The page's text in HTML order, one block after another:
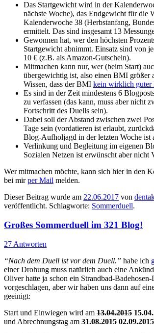
Das Startgewicht wird in der
nächste Woche), das Endgewicht für die
Kalenderwoche 38 (Herbstanfang,
ermittelt. Das sind insgesamt 13
Gewonnen hat, wer den höchsten
Startgewicht abnimmt. Einsatz sind von
10 € (z.B. als Amazon-Gutschein).
Mitmachen kann nur, wer (beim Start)
übergewichtig ist, also einen BMI größer
Wissen, dass der BMI kein wirklich guter
Es sind in der Zeit mindestens 6
zu verfassen (das kann, muss aber nicht
Fortschritt des Duells sein).
Dabei soll der Abstand zwischen zwei
Tage sein (vordatieren ist erlaubt,
Blog-Aufholjagd in der letzten Woche ist
Verlinkung und Begleitung im eigenen
Sozialen Netzen ist erwünscht aber nicht
Wer mitmachen möchte, kann sich hier in den
bei mirper Mail melden.
Dieser Beitrag wurde am 22.06.2017 von
veröffentlicht. Schlagworte: Sommerduell.
Großes Sommerduell im 321 Blog!
27 Antworten
“Nach dem Duell ist vor dem Duell.” habe ich
einer Drohung muss natürlich auch eine
Oliver hatte ja schon ein Strandbad-Badehosen-
vorgeschlagen, aber wir haben uns dann auf
geeinigt:
Start und Einwiegen wird am 13.04.2015
und Abrechnungstag am 31.08.2015 02.09.2015